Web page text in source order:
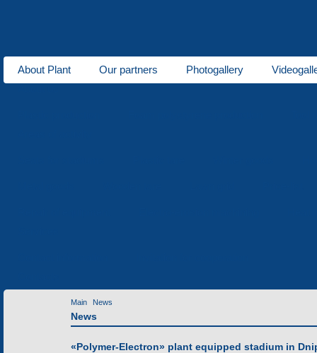
About Plant Our partners Photogallery
Main News
News
«Polymer-Electron» plant equipped stadium in